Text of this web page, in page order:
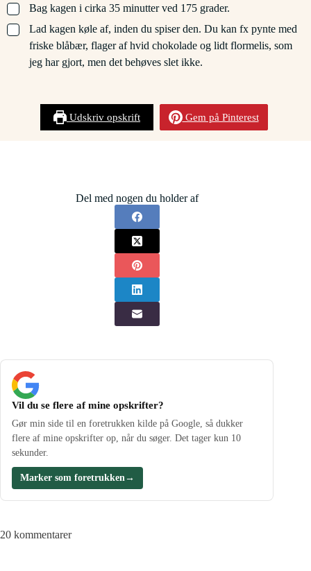
▢
Bag kagen i cirka 35 minutter ved 175 grader.
▢
Lad kagen køle af, inden du spiser den. Du kan fx pynte med
friske blåbær, flager af hvid chokolade og lidt flormelis, som
jeg har gjort, men det behøves slet ikke.
Udskriv opskrift Gem på Pinterest
Del med nogen du holder af
Vil du se flere af mine opskrifter?
Gør min side til en foretrukken kilde på Google, så dukker
flere af mine opskrifter op, når du søger. Det tager kun 10
sekunder.
Marker som foretrukken →
20 kommentarer